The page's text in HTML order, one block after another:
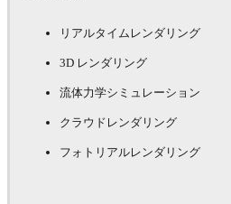
リアルタイムレンダリング
3D レンダリング
流体力学シミュレーション
クラウドレンダリング
フォトリアルレンダリング